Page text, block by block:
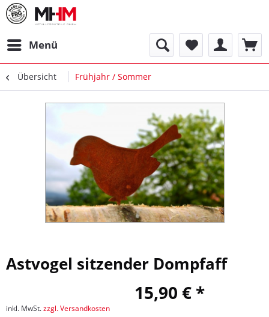
Menü
Übersicht Frühjahr / Sommer
Astvogel sitzender Dompfaff
15,90 € *
inkl. MwSt.zzgl. Versandkosten